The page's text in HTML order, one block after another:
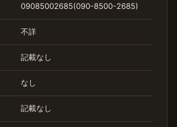
09085002685(090-8500-2685)
不詳
記載なし
なし
記載なし